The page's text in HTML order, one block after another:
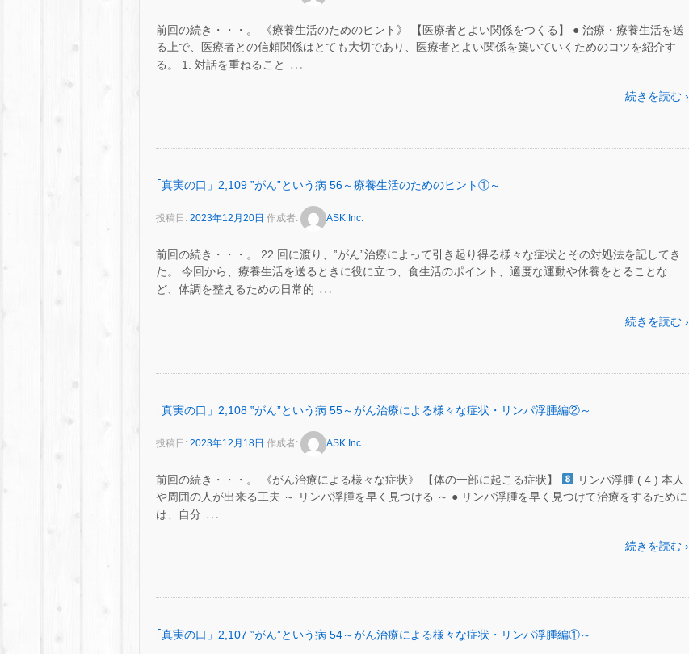
前回の続き・・・。 《療養生活のためのヒント》 【医療者とよい関係をつくる】 ● 治療・療養生活を送
る上で、医療者との信頼関係はとても大切であり、医療者とよい関係を築いていくためのコツを紹介す
る。 1. 対話を重ねること
…
続きを読む ›
｢真実の口」2,109 ‟がん”という病 56～療養生活のためのヒント①～
投稿日: 2023年12月20日 作成者: ASK Inc.
前回の続き・・・。 22 回に渡り、‟がん”治療によって引き起り得る様々な症状とその対処法を記してき
た。 今回から、療養生活を送るときに役に立つ、食生活のポイント、適度な運動や休養をとることな
ど、体調を整えるための日常的 …
続きを読む ›
｢真実の口」2,108 ‟がん”という病 55～がん治療による様々な症状・リンパ浮腫編②～
投稿日: 2023年12月18日 作成者: ASK Inc.
前回の続き・・・。 《がん治療による様々な症状》 【体の一部に起こる症状】
リンパ浮腫 ( 4 ) 本人
や周囲の人が出来る工夫 ～ リンパ浮腫を早く見つける ～ ● リンパ浮腫を早く見つけて治療をするために
は、自分 …
続きを読む ›
｢真実の口」2,107 ‟がん”という病 54～がん治療による様々な症状・リンパ浮腫編①～